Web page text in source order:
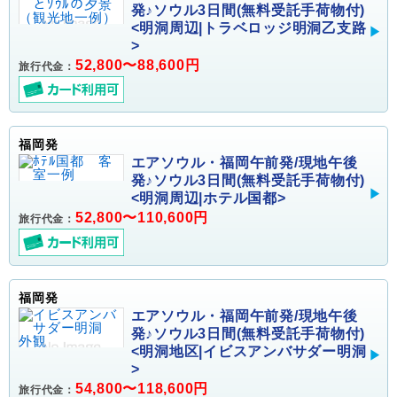
発♪ソウル3日間(無料受託手荷物付)
<明洞周辺|トラベロッジ明洞乙支路
>
旅行代金： 52,800〜88,600円
福岡発
エアソウル・福岡午前発/現地午後
発♪ソウル3日間(無料受託手荷物付)
<明洞周辺|ホテル国都>
旅行代金： 52,800〜110,600円
福岡発
エアソウル・福岡午前発/現地午後
発♪ソウル3日間(無料受託手荷物付)
<明洞地区|イビスアンバサダー明洞
>
旅行代金： 54,800〜118,600円